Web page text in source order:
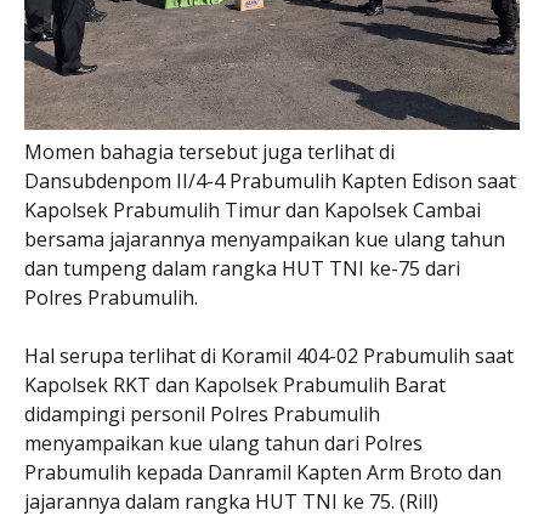
Momen bahagia tersebut juga terlihat di
Dansubdenpom II/4-4 Prabumulih Kapten Edison saat
Kapolsek Prabumulih Timur dan Kapolsek Cambai
bersama jajarannya menyampaikan kue ulang tahun
dan tumpeng dalam rangka HUT TNI ke-75 dari
Polres Prabumulih.
Hal serupa terlihat di Koramil 404-02 Prabumulih saat
Kapolsek RKT dan Kapolsek Prabumulih Barat
didampingi personil Polres Prabumulih
menyampaikan kue ulang tahun dari Polres
Prabumulih kepada Danramil Kapten Arm Broto dan
jajarannya dalam rangka HUT TNI ke 75. (Rill)